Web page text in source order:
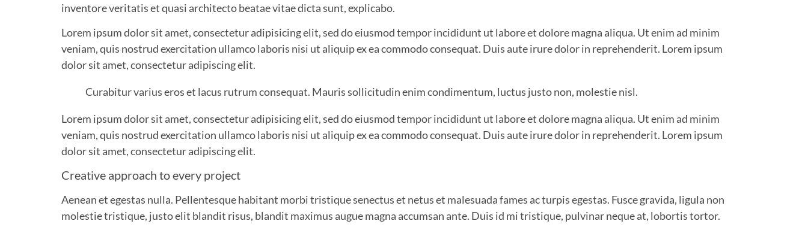
inventore veritatis et quasi architecto beatae vitae dicta sunt, explicabo.
Lorem ipsum dolor sit amet, consectetur adipisicing elit, sed do eiusmod tempor incididunt ut labore et dolore magna aliqua. Ut enim ad minim
veniam, quis nostrud exercitation ullamco laboris nisi ut aliquip ex ea commodo consequat. Duis aute irure dolor in reprehenderit. Lorem ipsum
dolor sit amet, consectetur adipiscing elit.
Curabitur varius eros et lacus rutrum consequat. Mauris sollicitudin enim condimentum, luctus justo non, molestie nisl.
Lorem ipsum dolor sit amet, consectetur adipisicing elit, sed do eiusmod tempor incididunt ut labore et dolore magna aliqua. Ut enim ad minim
veniam, quis nostrud exercitation ullamco laboris nisi ut aliquip ex ea commodo consequat. Duis aute irure dolor in reprehenderit. Lorem ipsum
dolor sit amet, consectetur adipiscing elit.
Creative approach to every project
Aenean et egestas nulla. Pellentesque habitant morbi tristique senectus et netus et malesuada fames ac turpis egestas. Fusce gravida, ligula non
molestie tristique, justo elit blandit risus, blandit maximus augue magna accumsan ante. Duis id mi tristique, pulvinar neque at, lobortis tortor.